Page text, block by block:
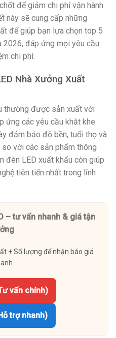
để giảm chi phí vận hành
này sẽ cung cấp những
để giúp bạn lựa chọn top 5
2026, đáp ứng mọi yêu cầu
chi phí.
Nhà Xưởng Xuất
thường được sản xuất với
ứng các yêu cầu khắt khe
đảm bảo độ bền, tuổi thọ và
với các sản phẩm thông
đèn LED xuất khẩu còn giúp
tiên tiến nhất trong lĩnh
– tư vấn nhanh & giá tận
+ Số lượng để nhận báo giá
vấn chính)
trợ nhanh)